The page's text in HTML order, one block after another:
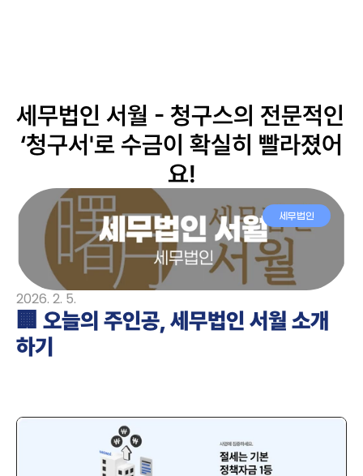
주요 기능
고객 사례
고객 사례
서비스 소개서
서비스 소개서
블로그
가격 안내
가격 안내
무료 시작
세무법인 서월 - 청구스의 전문적인
‘청구서'로 수금이 확실히 빨라졌어
요!
세무법인
2026. 2. 5.
🏢 오늘의 주인공, 세무법인 서월 소개
하기